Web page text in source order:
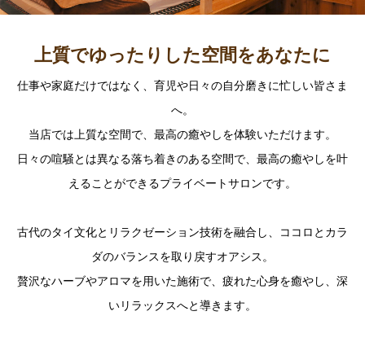
上質でゆったりした空間をあなたに
仕事や家庭だけではなく、育児や日々の自分磨きに忙しい皆さま
へ。
当店では上質な空間で、最高の癒やしを体験いただけます。
日々の喧騒とは異なる落ち着きのある空間で、最高の癒やしを叶
えることができるプライベートサロンです。
古代のタイ文化とリラクゼーション技術を融合し、ココロとカラ
ダのバランスを取り戻すオアシス。
贅沢なハーブやアロマを用いた施術で、疲れた心身を癒やし、深
いリラックスへと導きます。